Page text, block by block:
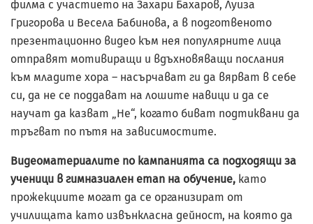
филма с участието на Захари Бахаров, Луиза
Григорова и Весела Бабинова, а в подготвеното
презентационно видео към нея популярните лица
отправят мотивиращи и вдъхновяващи послания
към младите хора – насърчават ги да вярват в себе
си, да не се поддават на лошите навици и да се
научат да казват „Не“, когато биват подтиквани да
тръгват по пътя на зависимостите.
Видеоматериалите по кампанията са подходящи за
ученици в гимназиален етап на обучение, като
прожекциите могат да се организират от
училищата като извънкласна дейност, на която да